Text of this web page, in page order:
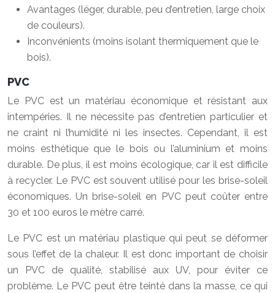
Avantages (léger, durable, peu d’entretien, large choix
de couleurs).
Inconvénients (moins isolant thermiquement que le
bois).
PVC
Le PVC est un matériau économique et résistant aux
intempéries. Il ne nécessite pas d’entretien particulier et
ne craint ni l’humidité ni les insectes. Cependant, il est
moins esthétique que le bois ou l’aluminium et moins
durable. De plus, il est moins écologique, car il est difficile
à recycler. Le PVC est souvent utilisé pour les brise-soleil
économiques. Un brise-soleil en PVC peut coûter entre
30 et 100 euros le mètre carré.
Le PVC est un matériau plastique qui peut se déformer
sous l’effet de la chaleur. Il est donc important de choisir
un PVC de qualité, stabilisé aux UV, pour éviter ce
problème. Le PVC peut être teinté dans la masse, ce qui